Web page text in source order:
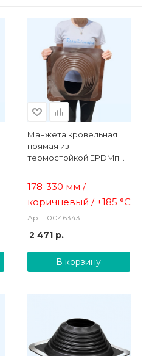
Манжета кровельная
прямая из
термостойкой EPDMп
178-330 мм /
коричневый / +185 °C
Арт.: 0046343
2 471р.
В корзину